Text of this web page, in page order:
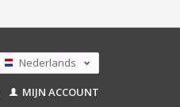
Nederlands
English
MIJN ACCOUNT